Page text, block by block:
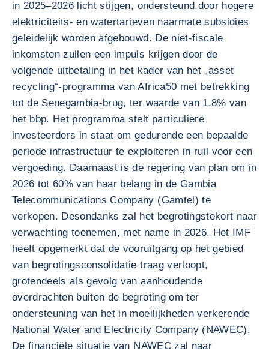
in 2025–2026 licht stijgen, ondersteund door hogere
elektriciteits- en watertarieven naarmate subsidies
geleidelijk worden afgebouwd. De niet-fiscale
inkomsten zullen een impuls krijgen door de
volgende uitbetaling in het kader van het „asset
recycling“-programma van Africa50 met betrekking
tot de Senegambia-brug, ter waarde van 1,8% van
het bbp. Het programma stelt particuliere
investeerders in staat om gedurende een bepaalde
periode infrastructuur te exploiteren in ruil voor een
vergoeding. Daarnaast is de regering van plan om in
2026 tot 60% van haar belang in de Gambia
Telecommunications Company (Gamtel) te
verkopen. Desondanks zal het begrotingstekort naar
verwachting toenemen, met name in 2026. Het IMF
heeft opgemerkt dat de vooruitgang op het gebied
van begrotingsconsolidatie traag verloopt,
grotendeels als gevolg van aanhoudende
overdrachten buiten de begroting om ter
ondersteuning van het in moeilijkheden verkerende
National Water and Electricity Company (NAWEC).
De financiële situatie van NAWEC zal naar